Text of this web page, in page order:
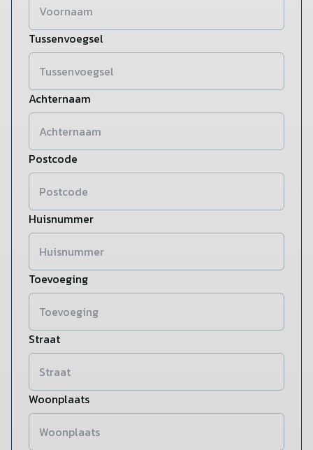
Tussenvoegsel
Achternaam
Postcode
Huisnummer
Toevoeging
Straat
Woonplaats